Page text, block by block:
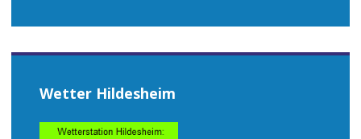
Wetter Hildesheim